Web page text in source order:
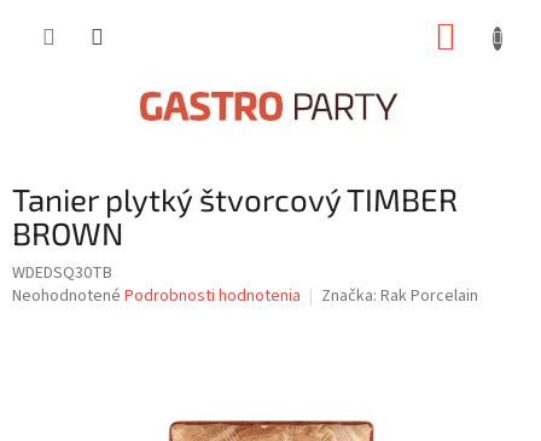
Tanier plytký štvorcový TIMBER
BROWN
WDEDSQ30TB
Priemerné
Neohodnotené Podrobnosti hodnotenia Značka: Rak Porcelain